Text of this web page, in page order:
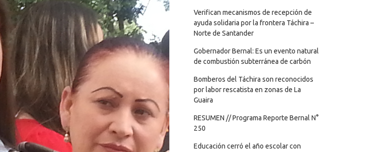
Verifican mecanismos de recepción de
ayuda solidaria por la frontera Táchira –
Norte de Santander
Gobernador Bernal: Es un evento natural
de combustión subterránea de carbón
Bomberos del Táchira son reconocidos
por labor rescatista en zonas de La
Guaira
RESUMEN // Programa Reporte Bernal N°
250
Educación cerró el año escolar con